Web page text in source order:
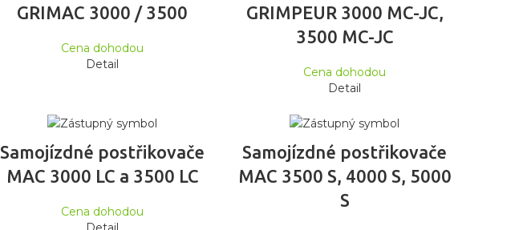
GRIMAC 3000 / 3500
Cena dohodou
Detail
GRIMPEUR 3000 MC-JC,
3500 MC-JC
Cena dohodou
Detail
Samojízdné postřikovače
MAC 3000 LC a 3500 LC
Cena dohodou
Samojízdné postřikovače
MAC 3500 S, 4000 S, 5000
S